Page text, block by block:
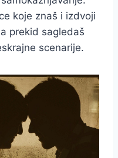
koje znaš i izdvoji
prekid sagledaš
scenarije.